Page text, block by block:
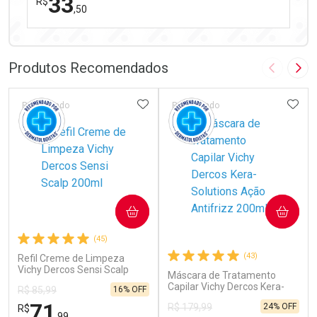
,50
Laboratório
Ativar Desconto
Comprar sem Desconto
Por R$ 33,50/cada
Por Menos
Comprar sem Desconto
Por R$ 33,50/cada
Produtos Recomendados Imagem
(45)
Refil Creme de Limpeza
Vichy Dercos Sensi Scalp
Patrocinado
R$ 85,99
R$
16% OFF
ADICIONAR AOS FAVORITOS
COMPRAR
(43)
Máscara de Tratamento
Capilar Vichy Dercos Kera-
Solutions Ação Antifrizz
200ml
Patrocinado
R$ 179,99
24% OFF
COMPRAR